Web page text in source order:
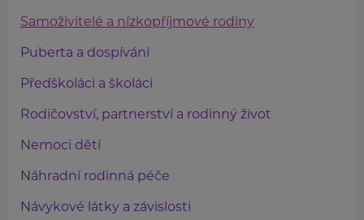
Samoživitelé a nízkopříjmové rodiny
Puberta a dospívání
Předškoláci a školáci
Rodičovství, partnerství a rodinný život
Nemoci dětí
Náhradní rodinná péče
Návykové látky a závislosti